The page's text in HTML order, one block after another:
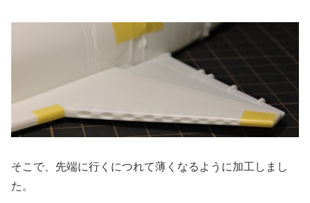
そこで、先端に行くにつれて薄くなるように加工しまし
た。